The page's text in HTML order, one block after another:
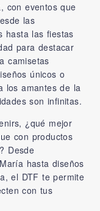
con eventos que
las
hasta las fiestas
para destacar
camisetas
únicos o
los amantes de la
son infinitas.
¿qué mejor
con productos
Desde
hasta diseños
el DTF te permite
con tus